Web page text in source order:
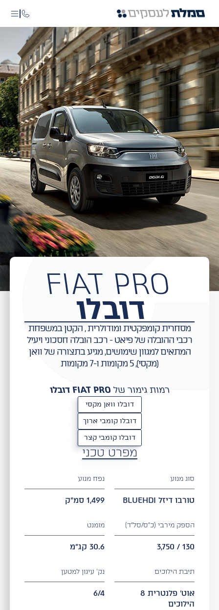
FIAT PRO
דובלו
מסחרית קומפקטית ומודולרית , הקטן במשפחת
רכבי ההובלה של פיאט - רכב הובלה חסכוני ויעיל
המתאים למגוון שימושים, מגיע בתצורה של וואן
(מקסי), 5 מקומות ו-7 מקומות
רמות גימור שלFIAT PRO דובלו
דובלו וואן מקסי
דובלו קומבי ארוך
דובלו קומבי קצר
מפרט טכני
סוג מנוע
טורבו דיזל BLUEHDI
נפח מנוע
1,499 סמ"ק
הספק מירבי (כ״ס/סל"ד)
130 / 3,750
מומנט
30.6 קג"מ
תיבת הילוכים
אוט' פלנטרית 8
הילוכים
נק' עיגון למטען
6/4